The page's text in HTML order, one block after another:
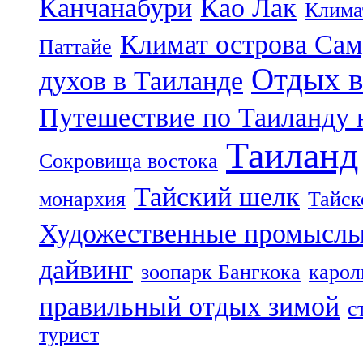
Канчанабури Као Лак
Паттайе Климат острова
духов в Таиланде Отдых
Путешествие по Таиланду
Сокровища востока Таиланд
монархия Тайский шелк
Художественные
дайвинг зоопарк Бангкока
правильный отдых зимой
турист